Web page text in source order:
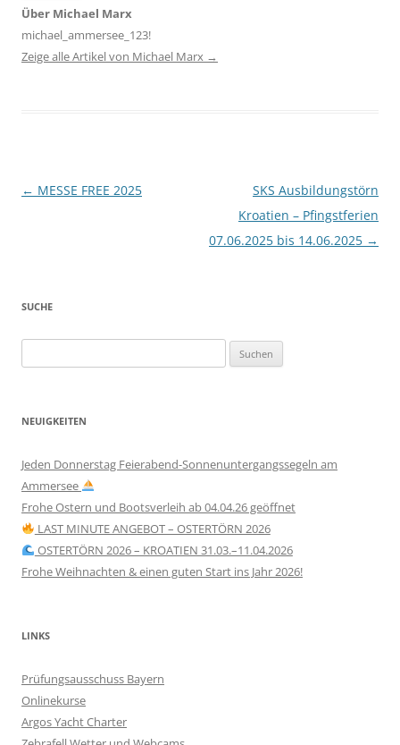
Über Michael Marx
michael_ammersee_123!
Zeige alle Artikel von Michael Marx →
Artikel-Navigation
← MESSE FREE 2025
SKS Ausbildungstörn
Kroatien – Pfingstferien
07.06.2025 bis 14.06.2025 →
SUCHE
nach:
NEUIGKEITEN
Jeden Donnerstag Feierabend-Sonnenuntergangssegeln am
Ammersee
Frohe Ostern und Bootsverleih ab 04.04.26 geöffnet
LAST MINUTE ANGEBOT – OSTERTÖRN 2026
OSTERTÖRN 2026 – KROATIEN 31.03.–11.04.2026
Frohe Weihnachten & einen guten Start ins Jahr 2026!
LINKS
Prüfungsausschuss Bayern
Onlinekurse
Argos Yacht Charter